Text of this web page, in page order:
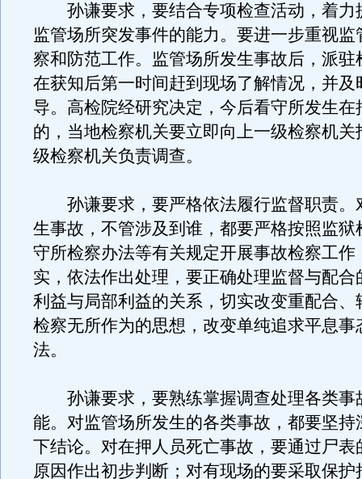
孙谦要求，要结合专项检查活动，着力
监管场所突发事件的能力。要进一步重视监
察和防范工作。监管场所发生事故后，派驻
在获知后第一时间赶到现场了解情况，并及
导。高检院经研究决定，今后看守所发生在
的，当地检察机关要立即向上一级检察机关
级检察机关负责调查。
孙谦要求，要严格依法履行监督职责。
生事故，不管涉及到谁，都要严格按照监狱
守所检察办法等有关规定开展事故检察工作
实，依法作出处理，要正确处理监督与配合
利益与局部利益的关系，切实改变重配合、
检察无所作为的思想，改变单纯追求平息事
法。
孙谦要求，要熟练掌握调查处理各类事
能。对监管场所发生的各类事故，都要坚持
下结论。对在押人员死亡事故，要通过尸表
原因作出初步判断；对有现场的要采取保护